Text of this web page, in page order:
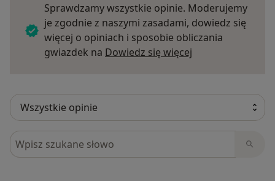
Sprawdzamy wszystkie opinie. Moderujemy
je zgodnie z naszymi zasadami, dowiedz się
więcej o opiniach i sposobie obliczania
gwiazdek na Dowiedz się więcej
Szukaj w opiniach